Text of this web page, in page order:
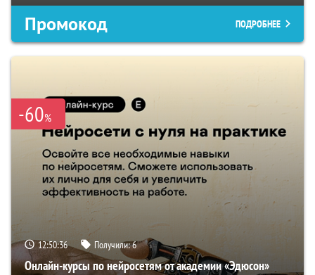
Промокод ПОДРОБНЕЕ
-60%
12:50:35 Получили:6
Онлайн-курсы по нейросетям от академии «Эдюсон»